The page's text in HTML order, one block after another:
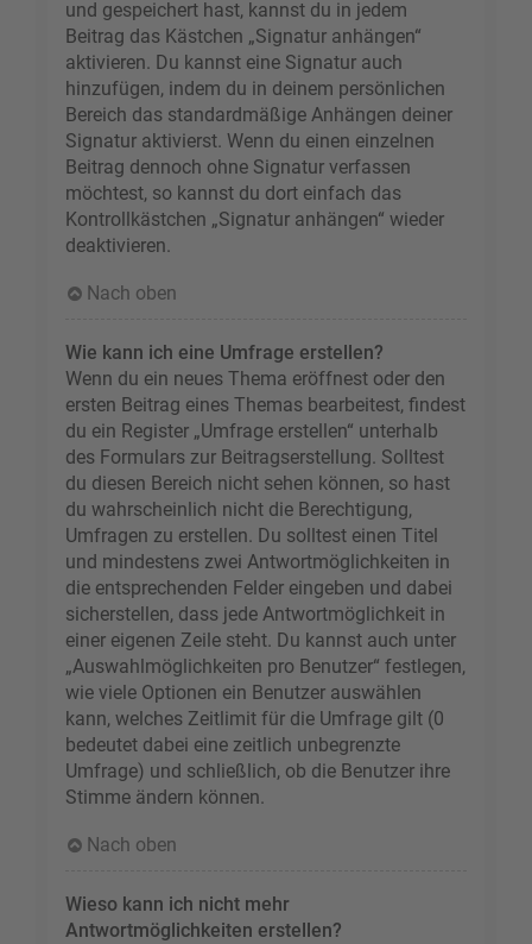
und gespeichert hast, kannst du in jedem
Beitrag das Kästchen „Signatur anhängen“
aktivieren. Du kannst eine Signatur auch
hinzufügen, indem du in deinem persönlichen
Bereich das standardmäßige Anhängen deiner
Signatur aktivierst. Wenn du einen einzelnen
Beitrag dennoch ohne Signatur verfassen
möchtest, so kannst du dort einfach das
Kontrollkästchen „Signatur anhängen“ wieder
deaktivieren.
Nach oben
Wie kann ich eine Umfrage erstellen?
Wenn du ein neues Thema eröffnest oder den
ersten Beitrag eines Themas bearbeitest, findest
du ein Register „Umfrage erstellen“ unterhalb
des Formulars zur Beitragserstellung. Solltest
du diesen Bereich nicht sehen können, so hast
du wahrscheinlich nicht die Berechtigung,
Umfragen zu erstellen. Du solltest einen Titel
und mindestens zwei Antwortmöglichkeiten in
die entsprechenden Felder eingeben und dabei
sicherstellen, dass jede Antwortmöglichkeit in
einer eigenen Zeile steht. Du kannst auch unter
„Auswahlmöglichkeiten pro Benutzer“ festlegen,
wie viele Optionen ein Benutzer auswählen
kann, welches Zeitlimit für die Umfrage gilt (0
bedeutet dabei eine zeitlich unbegrenzte
Umfrage) und schließlich, ob die Benutzer ihre
Stimme ändern können.
Nach oben
Wieso kann ich nicht mehr
Antwortmöglichkeiten erstellen?